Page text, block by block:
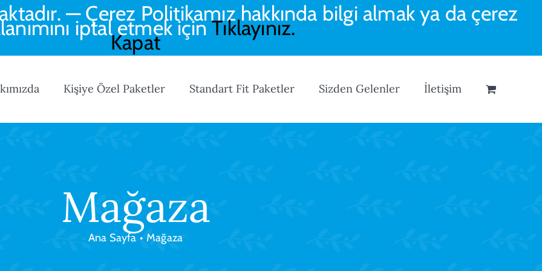
Kişiye Özel Paketler Standart Fit Paketler Sizden Gelenler İletişim
Mağaza
Ana Sayfa • Mağaza
— Çerez Politikamız hakkında bilgi almak ya da çerez
iptal etmek içinTıklayınız.
Kapat